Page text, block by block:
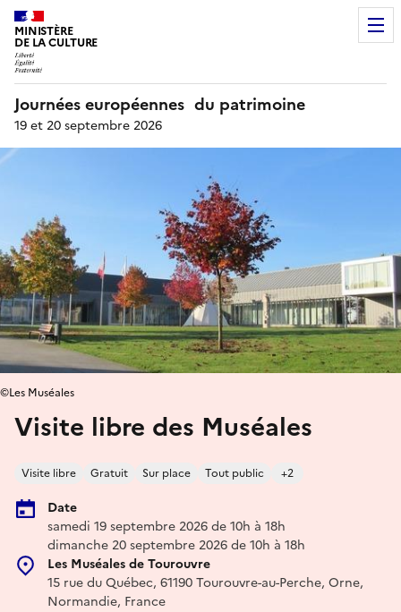
MINISTÈRE
DE LA CULTURE
Journées européennes du patrimoine
19 et 20 septembre 2026
Visite libre des Muséales
Visite libre Gratuit Sur place Tout public +2
Date
samedi 19 septembre 2026 de 10h à 18h
dimanche 20 septembre 2026 de 10h à 18h
Les Muséales de Tourouvre
15 rue du Québec, 61190 Tourouvre-au-Perche, Orne,
Normandie, France
©Les Muséales